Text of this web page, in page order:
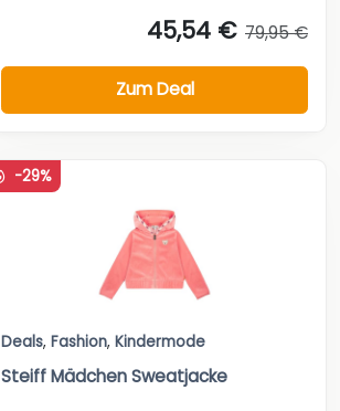
45,54 € 79,95 €
Zum Deal
-29%
Deals, Fashion, Kindermode
Steiff Mädchen Sweatjacke